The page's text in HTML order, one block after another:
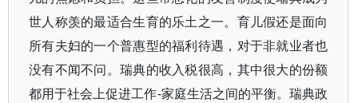
世人称羡的最适合生育的乐土之一。育儿假还是面向
所有夫妇的一个普惠型的福利待遇，对于非就业者也
没有不闻不问。瑞典的收入税很高，其中很大的份额
都用于社会上促进工作-家庭生活之间的平衡。瑞典政